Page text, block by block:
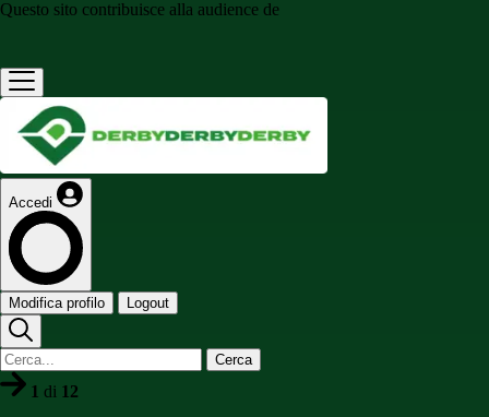
Questo sito contribuisce alla audience de
Accedi
Modifica profilo Logout
Cerca
1 di 12